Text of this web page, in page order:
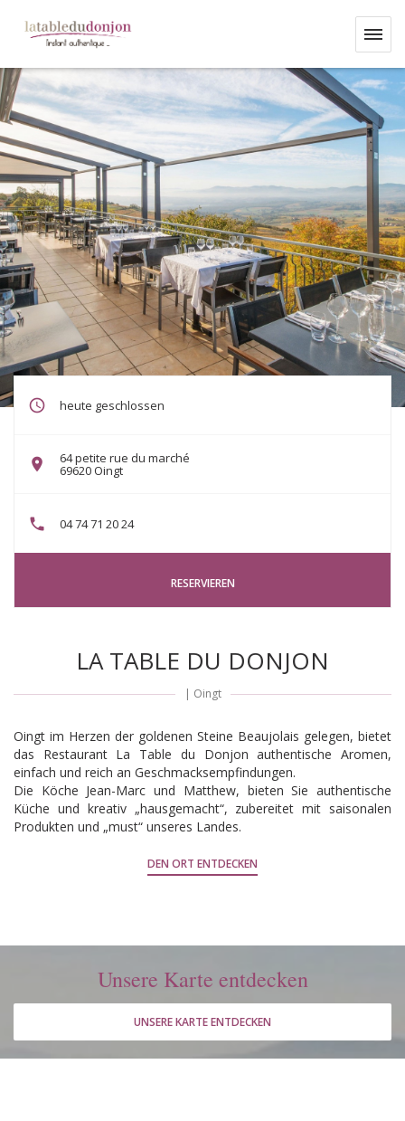
heute geschlossen
64 petite rue du marché
69620 Oingt((öffnet ein neues Fenster))
04 74 71 20 24
RESERVIEREN
LA TABLE DU DONJON
| Oingt
Oingt im Herzen der goldenen Steine ​​Beaujolais gelegen, bietet
das Restaurant La Table du Donjon authentische Aromen,
einfach und reich an Geschmacksempfindungen.
Die Köche Jean-Marc und Matthew, bieten Sie authentische
Küche und kreativ „hausgemacht“, zubereitet mit saisonalen
Produkten und „must“ unseres Landes.
DEN ORT ENTDECKEN
Unsere Karte entdecken
UNSERE KARTE ENTDECKEN